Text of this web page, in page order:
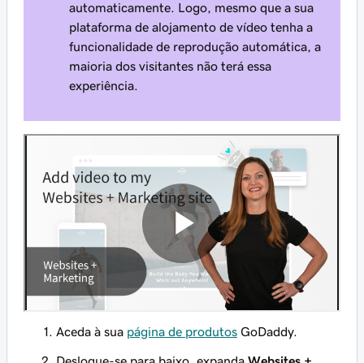
automaticamente. Logo, mesmo que a sua
plataforma de alojamento de vídeo tenha a
funcionalidade de reprodução automática, a
maioria dos visitantes não terá essa
experiência.
Aceda à sua página de produtos GoDaddy.